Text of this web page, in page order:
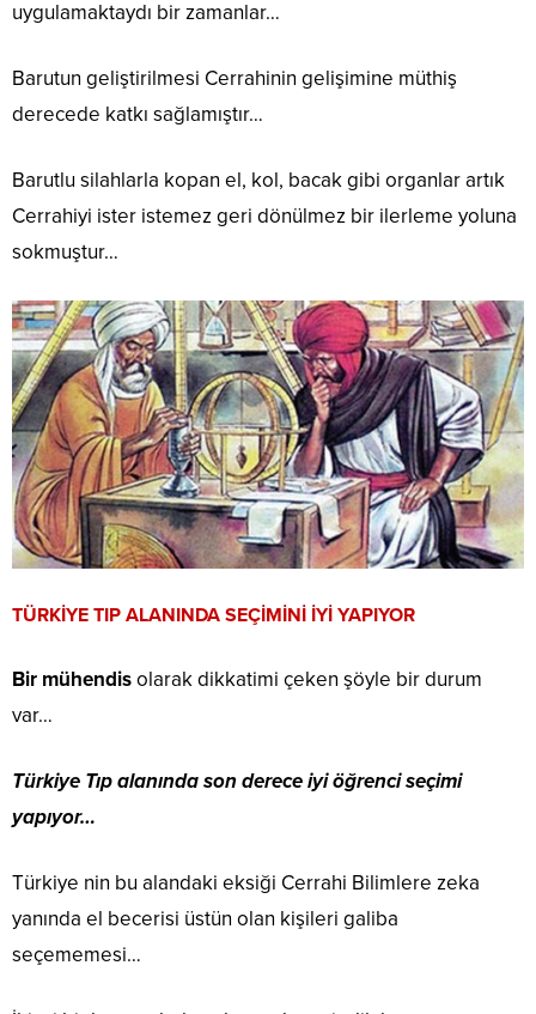
uygulamaktaydı bir zamanlar…
Barutun geliştirilmesi Cerrahinin gelişimine müthiş
derecede katkı sağlamıştır…
Barutlu silahlarla kopan el, kol, bacak gibi organlar artık
Cerrahiyi ister istemez geri dönülmez bir ilerleme yoluna
sokmuştur…
TÜRKİYE TIP ALANINDA SEÇİMİNİ İYİ YAPIYOR
Bir mühendisolarak dikkatimi çeken şöyle bir durum
var…
Türkiye Tıp alanında son derece iyi öğrenci seçimi
yapıyor…
Türkiye nin bu alandaki eksiği Cerrahi Bilimlere zeka
yanında el becerisi üstün olan kişileri galiba
seçememesi…